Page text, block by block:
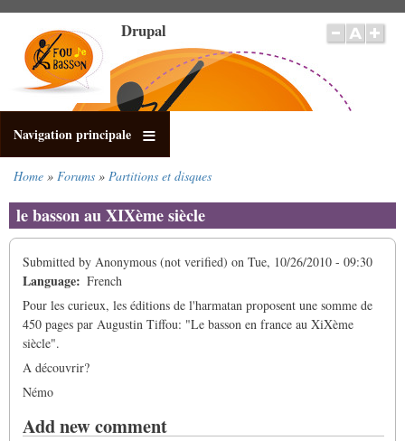
main
content
Drupal
Navigation principale
Home Forums Partitions et disques
le basson au XIXème siècle
Submitted by Anonymous (not verified) on Tue, 10/26/2010 - 09:30
Language
French
Pour les curieux, les éditions de l'harmatan proposent une somme de
450 pages par Augustin Tiffou: "Le basson en france au XiXème
siècle".
A découvrir?
Némo
Add new comment